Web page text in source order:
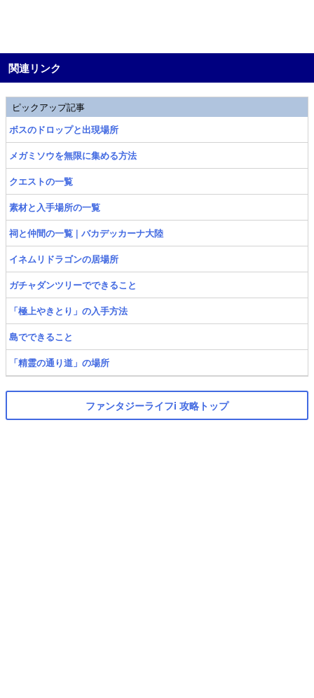
関連リンク
ピックアップ記事
ボスのドロップと出現場所
メガミソウを無限に集める方法
クエストの一覧
素材と入手場所の一覧
祠と仲間の一覧 | バカデッカーナ大陸
イネムリドラゴンの居場所
ガチャダンツリーでできること
「極上やきとり」の入手方法
島でできること
「精霊の通り道」の場所
ファンタジーライフi 攻略トップ